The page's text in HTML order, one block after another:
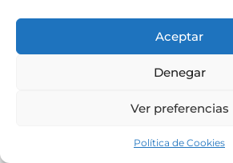
Aceptar
Denegar
Ver preferencias
Política de Cookies